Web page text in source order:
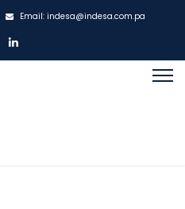
Email: indesa@indesa.com.pa